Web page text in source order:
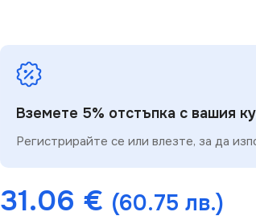
Вземете 5% отстъпка с вашия
Регистрирайте се или влезте, за да
31.06 € (60.75 лв.)